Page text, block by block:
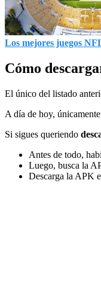
Los mejores juegos
Cómo
El único del listado
A día de hoy,
Si sigues queriendo
Antes de todo,
Luego, busca la
Descarga la APK